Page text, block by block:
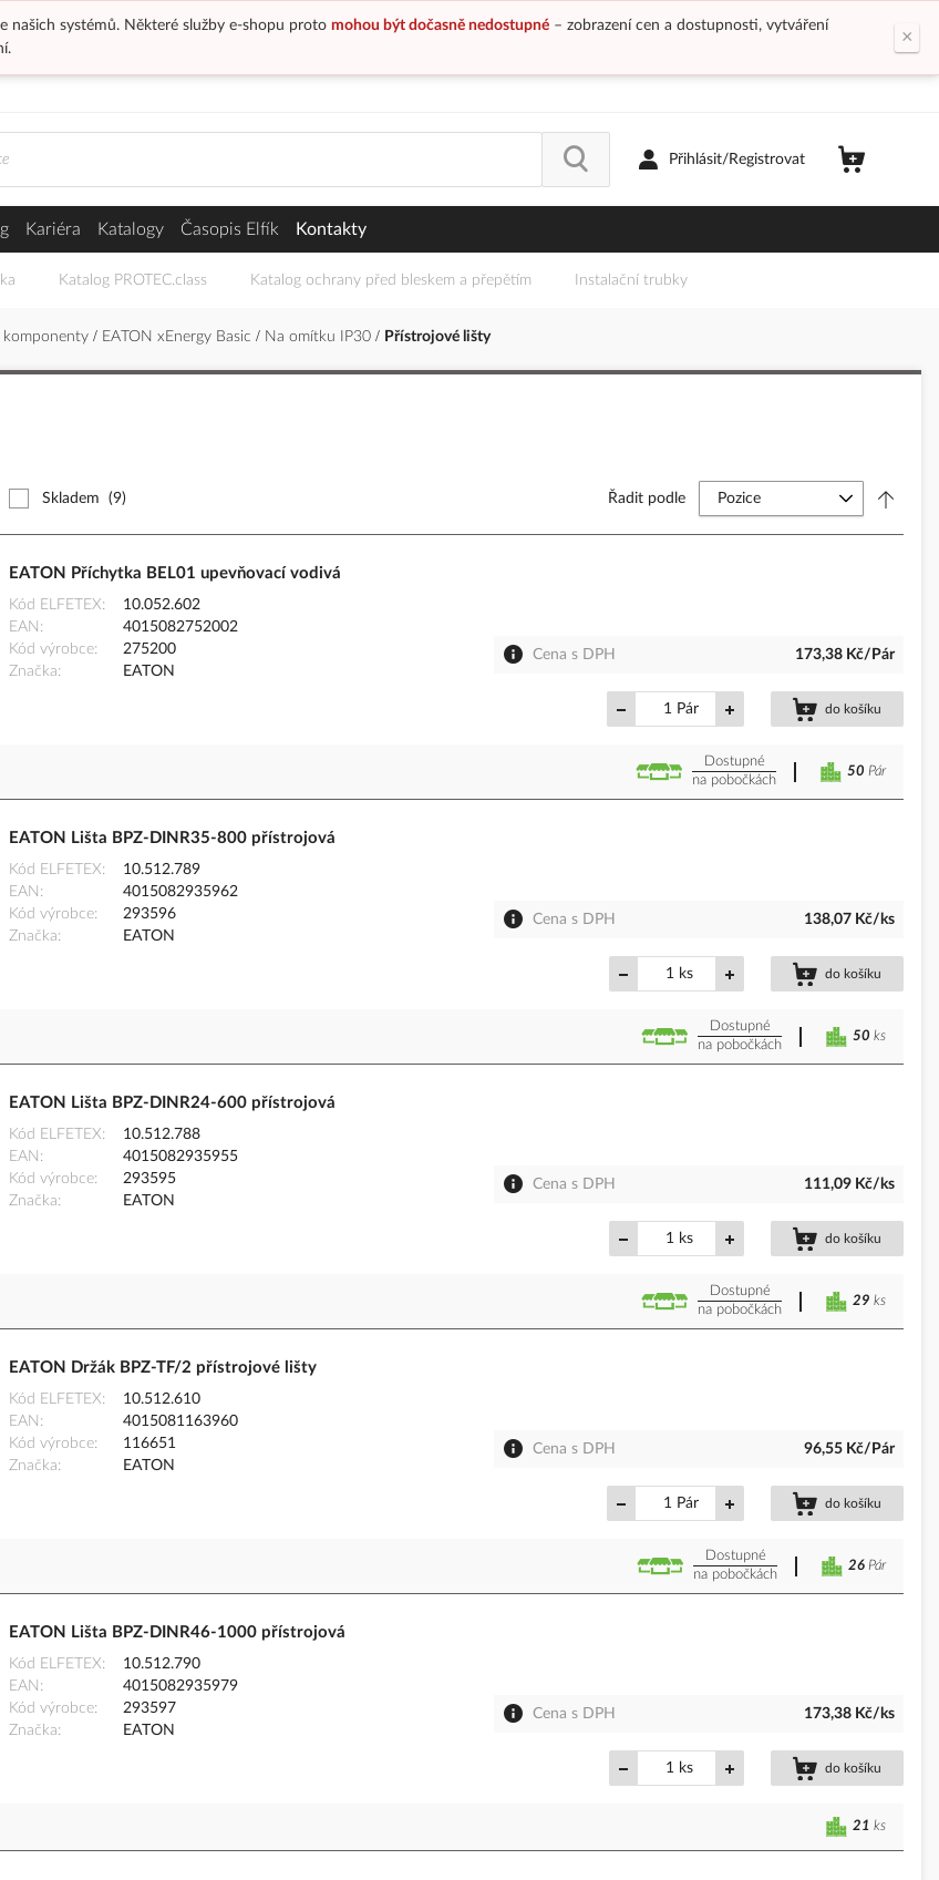
našich systémů. Některé služby e-shopu proto mohou být dočasně nedostupné– zobrazení cen a dostupnosti, vytváření
×
Přihlásit/Registrovat
Kariéra Katalogy Časopis Elfík Kontakty
Katalog PROTEC.class Katalog ochrany před bleskem a přepětím Instalační trubky
komponenty EATON xEnergy Basic Na omítku IP30 Přístrojové lišty
Skladem (9) Řadit podle
EATON Příchytka BEL01 upevňovací vodivá
Kód ELFETEX
10.052.602
EAN
4015082752002
Kód výrobce
275200
Značka
EATON
Cena s DPH 173,38 Kč/Pár
Pár do košíku
Dostupné
na pobočkách
50 Pár
EATON Lišta BPZ-DINR35-800 přístrojová
Kód ELFETEX
10.512.789
EAN
4015082935962
Kód výrobce
293596
Značka
EATON
Cena s DPH 138,07 Kč/ks
ks do košíku
Dostupné
na pobočkách
50 ks
EATON Lišta BPZ-DINR24-600 přístrojová
Kód ELFETEX
10.512.788
EAN
4015082935955
Kód výrobce
293595
Značka
EATON
Cena s DPH 111,09 Kč/ks
ks do košíku
Dostupné
na pobočkách
29 ks
EATON Držák BPZ-TF/2 přístrojové lišty
Kód ELFETEX
10.512.610
EAN
4015081163960
Kód výrobce
116651
Značka
EATON
Cena s DPH 96,55 Kč/Pár
Pár do košíku
Dostupné
na pobočkách
26 Pár
EATON Lišta BPZ-DINR46-1000 přístrojová
Kód ELFETEX
10.512.790
EAN
4015082935979
Kód výrobce
293597
Značka
EATON
Cena s DPH 173,38 Kč/ks
ks do košíku
21 ks